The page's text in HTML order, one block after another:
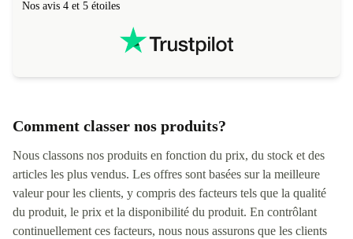
Nos avis 4 et 5 étoiles
Comment classer nos produits?
Nous classons nos produits en fonction du prix, du stock et des
articles les plus vendus. Les offres sont basées sur la meilleure
valeur pour les clients, y compris des facteurs tels que la qualité
du produit, le prix et la disponibilité du produit. En contrôlant
continuellement ces facteurs, nous nous assurons que les clients